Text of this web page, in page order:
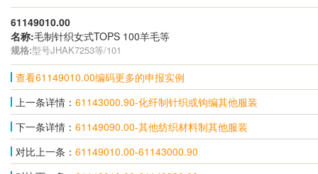
61149010.00
名称:毛制针织女式TOPS 100羊毛等
规格:型号JHAK7253等/101
查看61149010.00编码更多的申报实例
上一条详情： 61143000.90-化纤制针织或钩编其他服装
下一条详情： 61149090.00-其他纺织材料制其他服装
对比上一条： 61149010.00-61143000.90